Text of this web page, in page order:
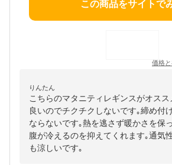
この商品をサイトで
価格
りんたん
こちらのマタニティレギンスがオス
良いのでチクチクしないです｡締め付
ならないです｡熱を逃さず暖かさを保
腹が冷えるのを抑えてくれます｡通気
も涼しいです｡